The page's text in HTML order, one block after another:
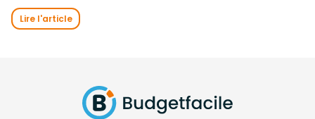
Lire l'article